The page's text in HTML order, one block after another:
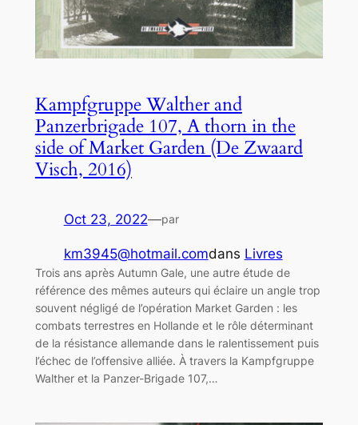
Kampfgruppe Walther and
Panzerbrigade 107, A thorn in the
side of Market Garden (De Zwaard
Visch, 2016)
Oct 23, 2022—par
km3945@hotmail.comdans Livres
Trois ans après Autumn Gale, une autre étude de
référence des mêmes auteurs qui éclaire un angle trop
souvent négligé de l’opération Market Garden : les
combats terrestres en Hollande et le rôle déterminant
de la résistance allemande dans le ralentissement puis
l’échec de l’offensive alliée. À travers la Kampfgruppe
Walther et la Panzer-Brigade 107,…